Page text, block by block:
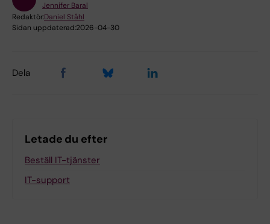
Jennifer Baral
Redaktör:Daniel Ståhl
Sidan uppdaterad:2026-04-30
Dela
Letade du efter
Beställ IT-tjänster
IT-support